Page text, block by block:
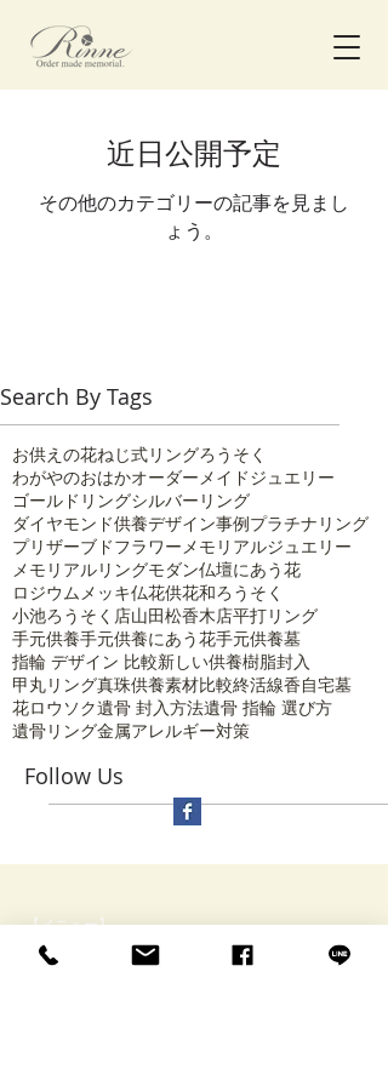
近日公開予定
その他のカテゴリーの記事を見まし
ょう。
Search By Tags
お供えの花ねじ式リングろうそく
わがやのおはかオーダーメイドジュエリー
ゴールドリングシルバーリング
ダイヤモンド供養デザイン事例プラチナリング
プリザーブドフラワーメモリアルジュエリー
メモリアルリングモダン仏壇にあう花
ロジウムメッキ仏花供花和ろうそく
小池ろうそく店山田松香木店平打リング
手元供養手元供養にあう花手元供養墓
指輪 デザイン 比較新しい供養樹脂封入
甲丸リング真珠供養素材比較終活線香自宅墓
花ロウソク遺骨 封入方法遺骨 指輪 選び方
遺骨リング金属アレルギー対策
Follow Us
【メニュー】
​ HOME